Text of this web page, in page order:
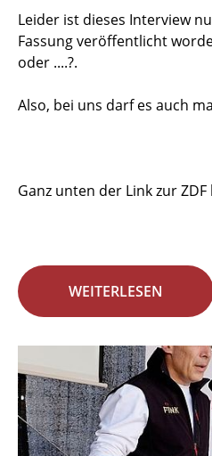
Leider ist dieses Interview
Fassung veröffentlicht
oder ....?.
Also, bei uns darf es auch
Ganz unten der Link zur
WEITERLESEN